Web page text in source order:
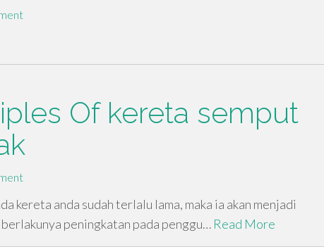
Of kereta semput
kereta anda sudah terlalu lama, maka ia akan menjadi
peningkatan pada penggu… Read More